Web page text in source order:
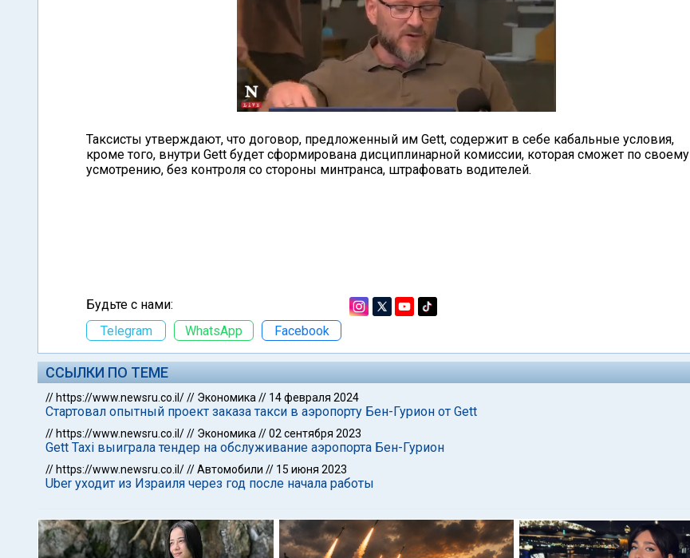
Таксисты утверждают, что договор, предложенный им Gett, содержит в себе кабальные условия,
кроме того, внутри Gett будет сформирована дисциплинарной комиссии, которая сможет по своему
усмотрению, без контроля со стороны минтранса, штрафовать водителей.
Будьте с нами:
Telegram
WhatsApp Facebook
ССЫЛКИ ПО ТЕМЕ
// https://www.newsru.co.il/// Экономика // 14 февраля 2024
Стартовал опытный проект заказа такси в аэропорту Бен-Гурион от Gett
// https://www.newsru.co.il/// Экономика //02 сентября 2023
Gett Taxi выиграла тендер на обслуживание аэропорта Бен-Гурион
// https://www.newsru.co.il///Автомобили // 15 июня 2023
Uber уходит из Израиля через год после начала работы